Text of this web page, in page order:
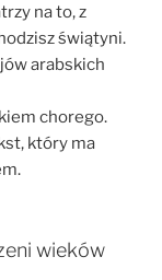
na to, z
świątyni.
arabskich
chorego.
który ma
wieków